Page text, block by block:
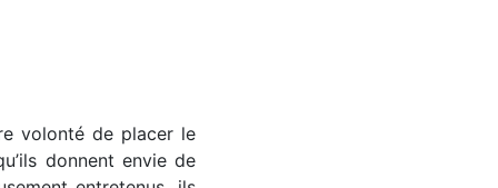
volonté de placer le
donnent envie de